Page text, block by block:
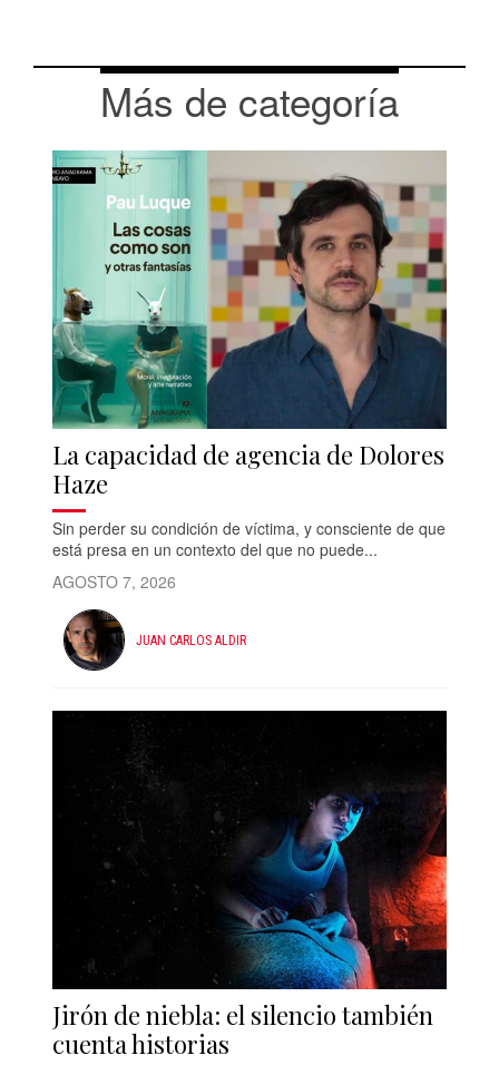
Más de categoría
La capacidad de agencia de Dolores
Haze
Sin perder su condición de víctima, y consciente de que
está presa en un contexto del que no puede...
AGOSTO 7, 2026
JUAN CARLOS ALDIR
Jirón de niebla: el silencio también
cuenta historias